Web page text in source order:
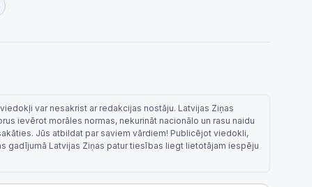
var nesakrist ar redakcijas nostāju. Latvijas Ziņas
ievērot morāles normas, nekurināt nacionālo un rasu naidu
Jūs atbildat par saviem vārdiem! Publicējot viedokli,
gadījumā Latvijas Ziņas patur tiesības liegt lietotājam iespēju